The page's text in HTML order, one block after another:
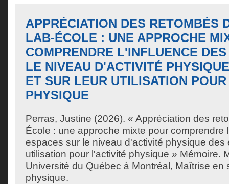
APPRÉCIATION DES RETOMBÉS
LAB-ÉCOLE : UNE APPROCHE
COMPRENDRE L'INFLUENCE
LE NIVEAU D'ACTIVITÉ
ET SUR LEUR UTILISATION
PHYSIQUE
Perras, Justine (2026). « Appréciation des
École : une approche mixte pour comprendre
espaces sur le niveau d'activité physique des
utilisation pour l'activité physique » Mémoire.
Université du Québec à Montréal, Maîtrise en
physique.